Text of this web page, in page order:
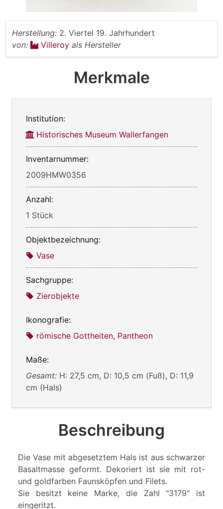
Herstellung: 2. Viertel 19. Jahrhundert
von:
Villeroy als Hersteller
Merkmale
Institution:
Historisches Museum Wallerfangen
Inventarnummer:
2009HMW0356
Anzahl:
1 Stück
Objektbezeichnung:
Vase
Sachgruppe:
Zierobjekte
Ikonografie:
römische Gottheiten, Pantheon
Maße:
Gesamt: H: 27,5 cm, D: 10,5 cm (Fuß), D: 11,9
cm (Hals)
Beschreibung
Die Vase mit abgesetztem Hals ist aus schwarzer
Basaltmasse geformt. Dekoriert ist sie mit rot-
und goldfarben Faunsköpfen und Filets.
Sie besitzt keine Marke, die Zahl "3179" ist
eingeritzt.